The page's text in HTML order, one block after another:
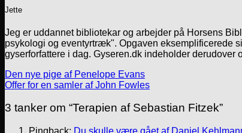
Jette
Jeg er uddannet bibliotekar og arbejder på Horsens
psykologi og eventyrtræk". Opgaven eksemplificerede
gyserforfattere i dag. Gyseren.dk indeholder
Den nye pige af Penelope Evans
Offer for en samler af John Fowles
3 tanker om “Terapien af Sebastian Fitzek”